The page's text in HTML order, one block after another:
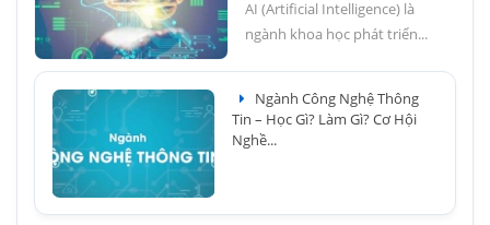
AI (Artificial Intelligence) là
ngành khoa học phát triển...
Ngành Công Nghệ Thông
Tin – Học Gì? Làm Gì? Cơ Hội
Nghề...